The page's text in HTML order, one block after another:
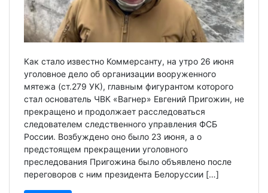
Как стало известно Коммерсанту, на утро 26 июня
уголовное дело об организации вооруженного
мятежа (ст.279 УК), главным фигурантом которого
стал основатель ЧВК «Вагнер» Евгений Пригожин, не
прекращено и продолжает расследоваться
следователем следственного управления ФСБ
России. Возбуждено оно было 23 июня, а о
предстоящем прекращении уголовного
преследования Пригожина было объявлено после
переговоров с ним президента Белоруссии […]